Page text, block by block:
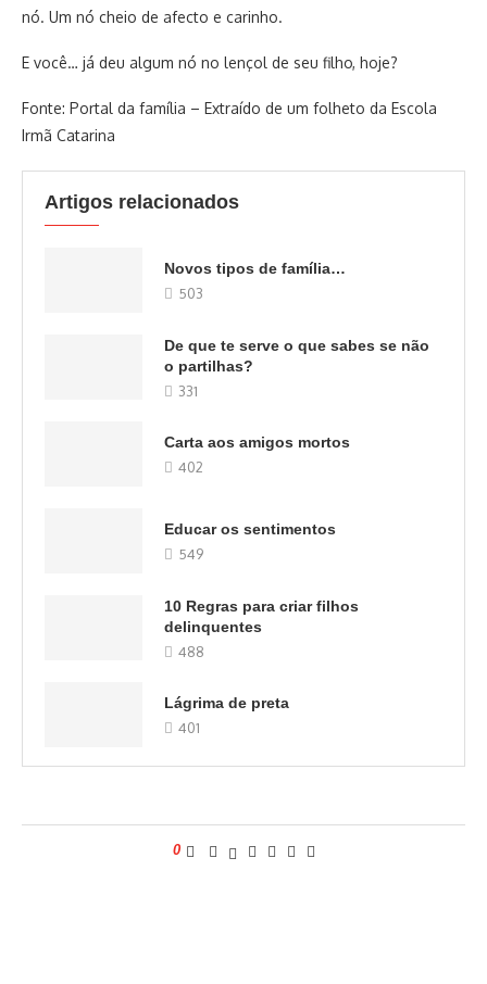
nó. Um nó cheio de afecto e carinho.
E você… já deu algum nó no lençol de seu filho, hoje?
Fonte: Portal da família – Extraído de um folheto da Escola
Irmã Catarina
Artigos relacionados
Novos tipos de família…
503
De que te serve o que sabes se não
o partilhas?
331
Carta aos amigos mortos
402
Educar os sentimentos
549
10 Regras para criar filhos
delinquentes
488
Lágrima de preta
401
0